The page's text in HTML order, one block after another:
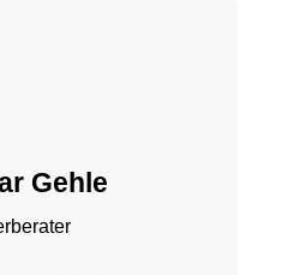
Gehle